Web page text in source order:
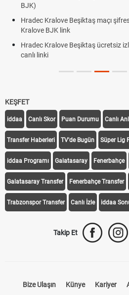
BJK)
Hradec Kralove Beşiktaş maçı
Kralove BJK link
Hradec Kralove Beşiktaş ücretsiz
canlı linki
KEŞFET
iddaa Canlı Skor Puan Durumu Canlı
Transfer Haberleri TV'de Bugün Süper Lig
iddaa Programı Galatasaray Fenerbahçe
Galatasaray Transfer Fenerbahçe Transfer
Trabzonspor Transfer Canlı İzle iddaa
Takip Et
Bize Ulaşın Künye Kariyer